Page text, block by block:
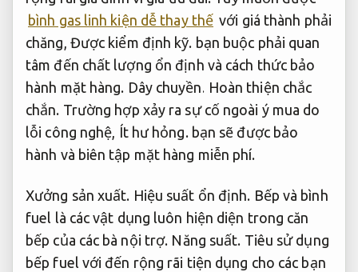
bình gas linh kiện dễ thay thế với giá thành phải
chăng, Được kiểm định kỹ. bạn buộc phải quan
tâm đến chất lượng ổn định và cách thức bảo
hành mặt hàng. Dây chuyền. Hoàn thiện chắc
chắn. Trường hợp xảy ra sự cố ngoài ý mua do
lỗi công nghệ, Ít hư hỏng.bạn sẽ được bảo
hành và biên tập mặt hàng miễn phí.
Xưởng sản xuất. Hiệu suất ổn định. Bếp và bình
fuel là các vật dụng luôn hiện diện trong căn
bếp của các bà nội trợ. Năng suất. Tiêu sử dụng
bếp fuel với đến rộng rãi tiện dụng cho các bạn